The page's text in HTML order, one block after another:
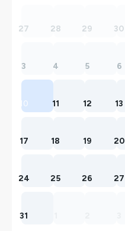
27 28 29 30
3 4 5 6
10 11 12 13
17 18 19 20
24 25 26 27
31